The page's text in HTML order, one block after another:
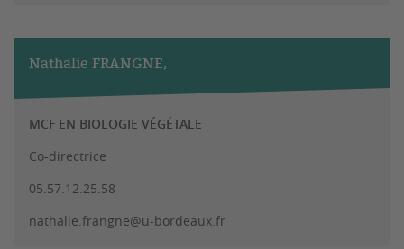
Nathalie FRANGNE,
MCF EN BIOLOGIE VÉGÉTALE
Co-directrice
05.57.12.25.58
nathalie.frangne@u-bordeaux.fr